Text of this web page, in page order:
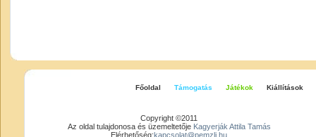
Főoldal Támogatás Játékok Kiállítások
Copyright ©2011
Az oldal tulajdonosa és üzemeltetője Kagyerják Attila Tamás
Elérhetőség:kapcsolat@pemzli.hu